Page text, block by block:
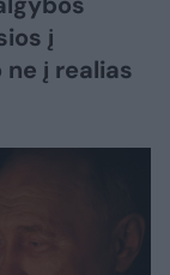
į
į realias